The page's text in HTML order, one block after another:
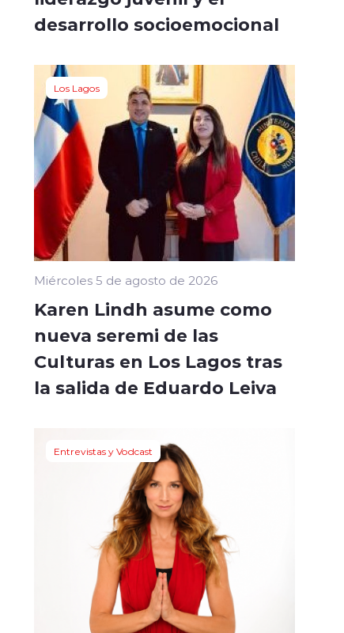
desarrollo socioemocional
Los Lagos
Miércoles 5 de agosto de 2026
Karen Lindh asume como
nueva seremi de las
Culturas en Los Lagos tras
la salida de Eduardo Leiva
Entrevistas y Vodcast